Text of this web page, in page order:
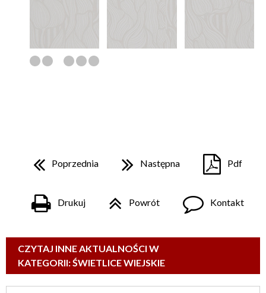
Poprzednia Następna Pdf
Drukuj Powrót Kontakt
CZYTAJ INNE AKTUALNOŚCI W
KATEGORII: ŚWIETLICE WIEJSKIE